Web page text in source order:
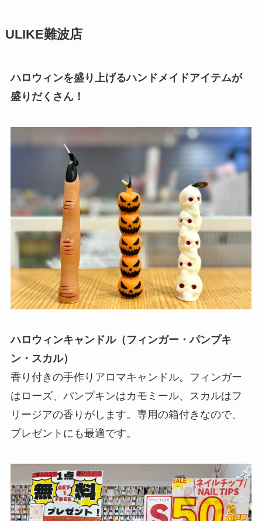
ULIKE難波店
ハロウィンを盛り上げるハンドメイドアイテムが
盛りだくさん！
ハロウィンキャンドル（フィンガー・パンプキ
ン・スカル）
香り付きの手作りアロマキャンドル。フィンガー
はローズ、パンプキンはカモミール、スカルはフ
リージアの香りがします。専用の箱付きなので、
プレゼントにも最適です。